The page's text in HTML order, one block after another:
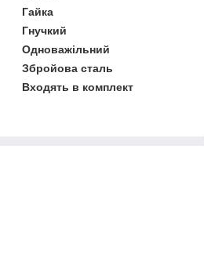
Гайка
Гнучкий
Одноважільний
Збройова сталь
Входять в комплект